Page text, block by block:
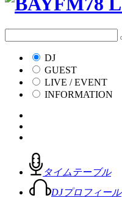
DJ
GUEST
LIVE / EVENT
INFORMATION
タイムテーブル
DJプロフィール